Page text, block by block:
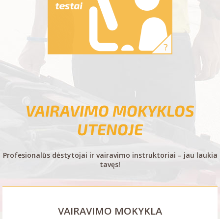
VAIRAVIMO MOKYKLOS
UTENOJE
Profesionalūs dėstytojai ir vairavimo instruktoriai – jau laukia
tavęs!
VAIRAVIMO MOKYKLA